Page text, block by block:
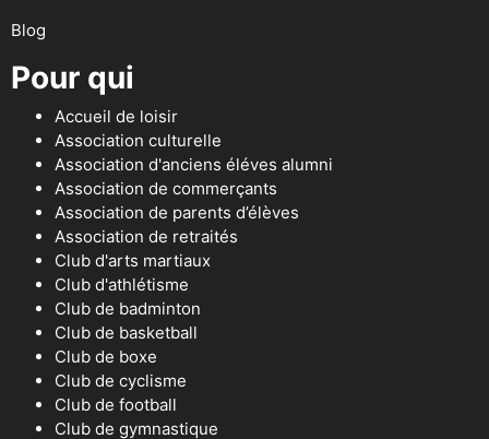
Blog
Pour qui
Accueil de loisir
Association culturelle
Association d'anciens éléves alumni
Association de commerçants
Association de parents d’élèves
Association de retraités
Club d'arts martiaux
Club d'athlétisme
Club de badminton
Club de basketball
Club de boxe
Club de cyclisme
Club de football
Club de gymnastique